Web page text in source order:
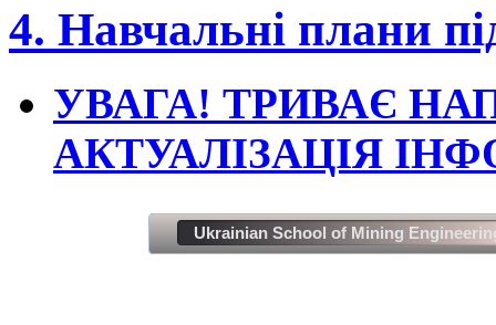
4. Навчальні плани
УВАГА! ТРИВАЄ
АКТУАЛІЗАЦІЯ
Ukrainian School of Mining